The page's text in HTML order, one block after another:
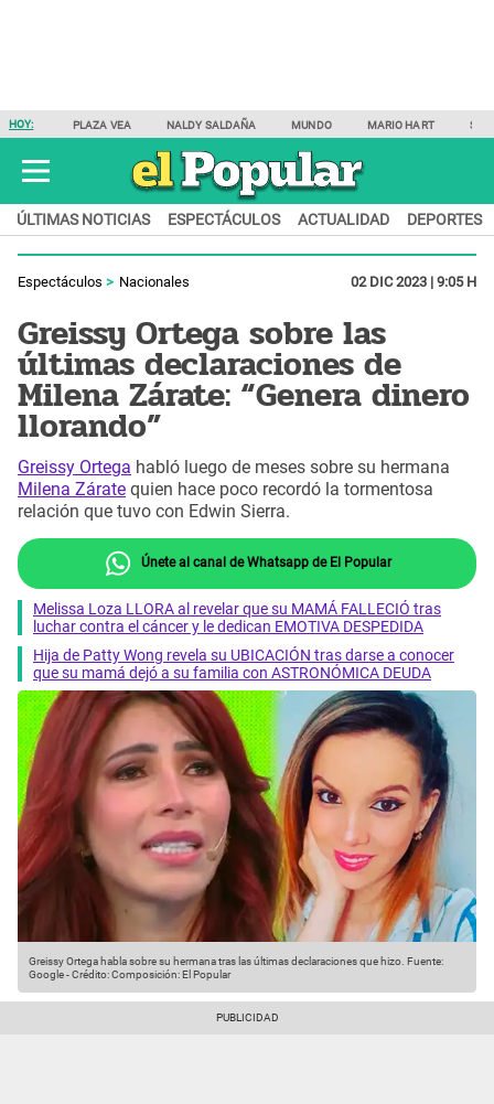
HOY: PLAZA VEA NALDY SALDAÑA MUNDO MARIO HART
ÚLTIMAS NOTICIAS ESPECTÁCULOS ACTUALIDAD DEPORTES
Espectáculos Nacionales 02 DIC 2023 | 9:05 H
Greissy Ortega sobre las
últimas declaraciones de
Milena Zárate: “Genera dinero
llorando”
Greissy Ortega habló luego de meses sobre su hermana
Milena Zárate quien hace poco recordó la tormentosa
relación que tuvo con Edwin Sierra.
Únete al canal de Whatsapp de El Popular
Melissa Loza LLORA al revelar que su MAMÁ FALLECIÓ tras
luchar contra el cáncer y le dedican EMOTIVA DESPEDIDA
Hija de Patty Wong revela su UBICACIÓN tras darse a conocer
que su mamá dejó a su familia con ASTRONÓMICA DEUDA
Greissy Ortega habla sobre su hermana tras las últimas declaraciones que hizo. Fuente:
Google-Crédito: Composición: El Popular